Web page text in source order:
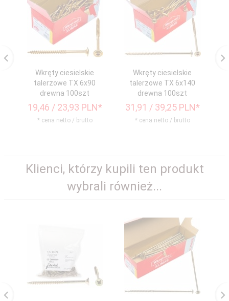
Wkręty ciesielskie
talerzowe TX 6x90
drewna 100szt
19,46 / 23,93 PLN*
* cena netto / brutto
Wkręty ciesielskie
talerzowe TX 6x140
drewna 100szt
31,91 / 39,25 PLN*
* cena netto / brutto
Klienci, którzy kupili ten produkt
wybrali również...